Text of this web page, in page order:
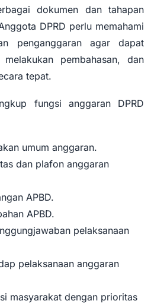
dokumen dan tahapan
DPRD perlu memahami
penganggaran agar dapat
pembahasan, dan
tepat.
fungsi anggaran DPRD
umum anggaran.
dan plafon anggaran
APBD.
APBD.
pelaksanaan
pelaksanaan anggaran
masyarakat dengan prioritas